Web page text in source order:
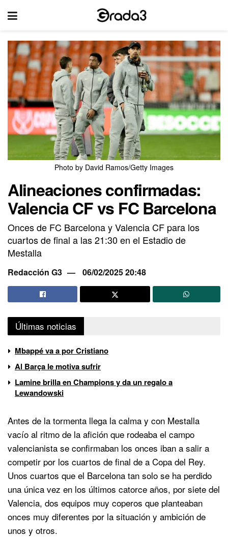
Photo by David Ramos/Getty Images
Alineaciones confirmadas:
Valencia CF vs FC Barcelona
Onces de FC Barcelona y Valencia CF para los
cuartos de final a las 21:30 en el Estadio de
Mestalla
Redacción G3 06/02/2025 20:48
Últimas noticias
Mbappé va a por Cristiano
Al Barça le motiva sufrir
Lamine brilla en Champions y da un regalo a
Lewandowski
Antes de la tormenta llega la calma y con Mestalla
vacío al ritmo de la afición que rodeaba el campo
valencianista se confirmaban los onces iban a salir a
competir por los cuartos de final de a Copa del Rey.
Unos cuartos que el Barcelona tan solo se ha perdido
una única vez en los últimos catorce años, por siete del
Valencia, dos equipos muy coperos que planteaban
onces muy diferentes por la situación y ambición de
unos y otros.